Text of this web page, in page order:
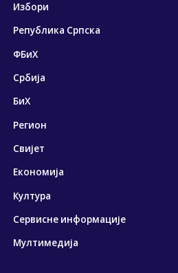
Избори
Република Српска
ФБиХ
Србија
БиХ
Регион
Свијет
Економија
Култура
Сервисне информације
Мултимедија